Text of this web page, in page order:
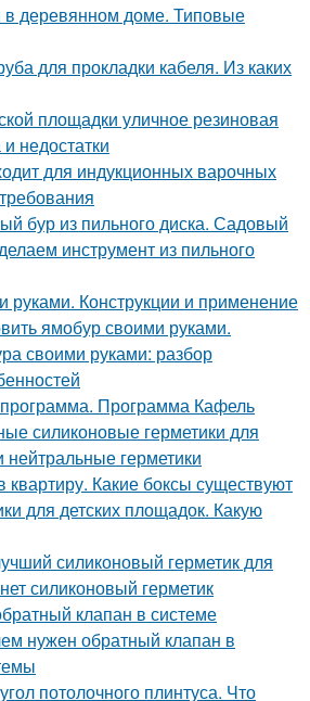
в деревянном доме. Типовые
для прокладки кабеля. Из каких
площадки уличное резиновая
недостатки
для индукционных варочных
бур из пильного диска. Садовый
инструмент из пильного
руками. Конструкции и применение
ямобур своими руками.
своими руками: разбор
программа. Программа Кафель
силиконовые герметики для
герметики
квартиру. Какие боксы существуют
для детских площадок. Какую
силиконовый герметик для
силиконовый герметик
клапан в системе
нужен обратный клапан в
потолочного плинтуса. Что